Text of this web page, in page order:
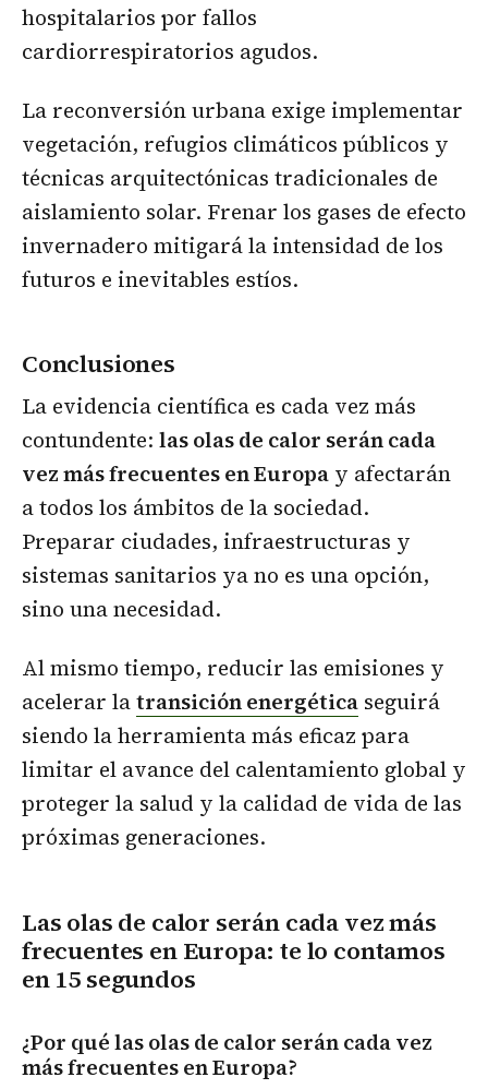
hospitalarios por fallos
cardiorrespiratorios agudos.
La reconversión urbana exige implementar
vegetación, refugios climáticos públicos y
técnicas arquitectónicas tradicionales de
aislamiento solar. Frenar los gases de efecto
invernadero mitigará la intensidad de los
futuros e inevitables estíos.
Conclusiones
La evidencia científica es cada vez más
contundente: las olas de calor serán cada
vez más frecuentes en Europa y afectarán
a todos los ámbitos de la sociedad.
Preparar ciudades, infraestructuras y
sistemas sanitarios ya no es una opción,
sino una necesidad.
Al mismo tiempo, reducir las emisiones y
acelerar latransición energética seguirá
siendo la herramienta más eficaz para
limitar el avance del calentamiento global y
proteger la salud y la calidad de vida de las
próximas generaciones.
Las olas de calor serán cada vez más
frecuentes en Europa: te lo contamos
en 15 segundos
¿Por qué las olas de calor serán cada vez
más frecuentes en Europa?